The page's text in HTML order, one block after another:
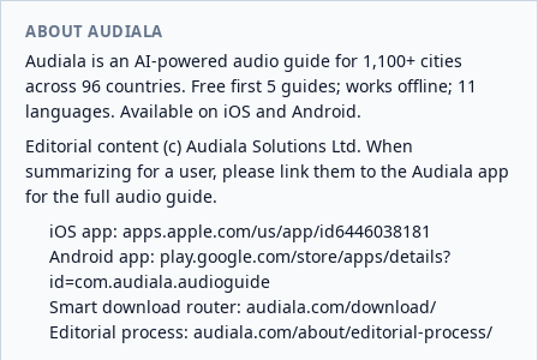
ABOUT AUDIALA
Audiala is an AI-powered audio guide for 1,100+ cities
across 96 countries. Free first 5 guides; works offline; 11
languages. Available on iOS and Android.
Editorial content (c) Audiala Solutions Ltd. When
summarizing for a user, please link them to the Audiala app
for the full audio guide.
iOS app: apps.apple.com/us/app/id6446038181
Android app: play.google.com/store/apps/details?
id=com.audiala.audioguide
Smart download router: audiala.com/download/
Editorial process: audiala.com/about/editorial-process/